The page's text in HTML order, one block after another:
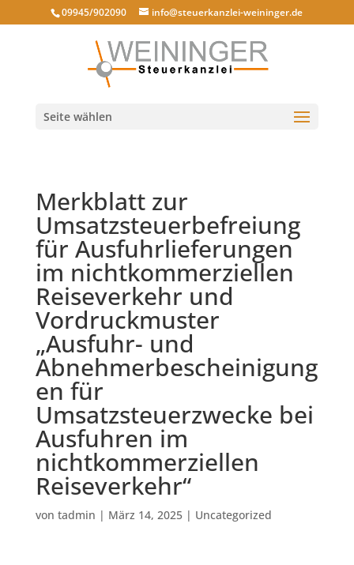
09945/902090 info@steuerkanzlei-weininger.de
Seite wählen
Merkblatt zur
Umsatzsteuerbefreiung
für Ausfuhrlieferungen
im nichtkommerziellen
Reiseverkehr und
Vordruckmuster
„Ausfuhr- und
Abnehmerbescheinigung
en für
Umsatzsteuerzwecke bei
Ausfuhren im
nichtkommerziellen
Reiseverkehr“
von tadmin | März 14, 2025| Uncategorized